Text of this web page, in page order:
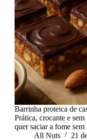
Barrinha proteica de
Prática, crocante e
quer saciar a fome sem
All Nuts
21